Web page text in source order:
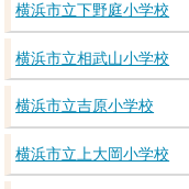
横浜市立下野庭小学校
横浜市立相武山小学校
横浜市立吉原小学校
横浜市立上大岡小学校